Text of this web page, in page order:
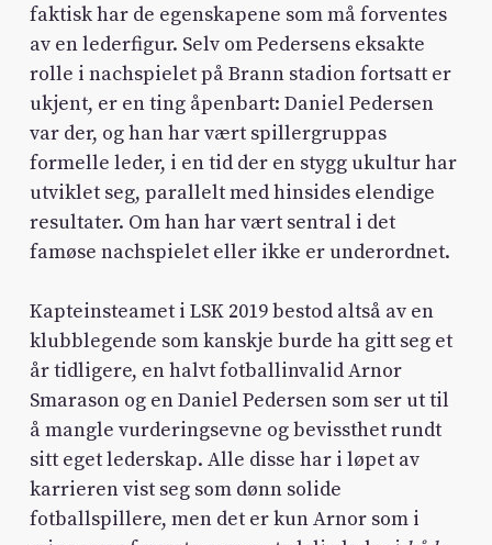
faktisk har de egenskapene som må forventes
av en lederfigur. Selv om Pedersens eksakte
rolle i nachspielet på Brann stadion fortsatt er
ukjent, er en ting åpenbart: Daniel Pedersen
var der, og han har vært spillergruppas
formelle leder, i en tid der en stygg ukultur har
utviklet seg, parallelt med hinsides elendige
resultater. Om han har vært sentral i det
famøse nachspielet eller ikke er underordnet.
Kapteinsteamet i LSK 2019 bestod altså av en
klubblegende som kanskje burde ha gitt seg et
år tidligere, en halvt fotballinvalid Arnor
Smarason og en Daniel Pedersen som ser ut til
å mangle vurderingsevne og bevissthet rundt
sitt eget lederskap. Alle disse har i løpet av
karrieren vist seg som dønn solide
fotballspillere, men det er kun Arnor som i